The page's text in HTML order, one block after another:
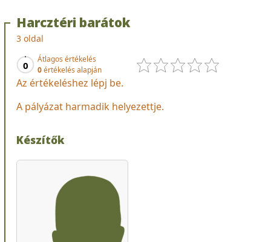
Harcztéri barátok
3 oldal
0
Átlagos értékelés
0értékelés alapján
Az értékeléshez lépj be.
A pályázat harmadik helyezettje.
Készítők